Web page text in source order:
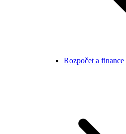
Rozpočet a finance